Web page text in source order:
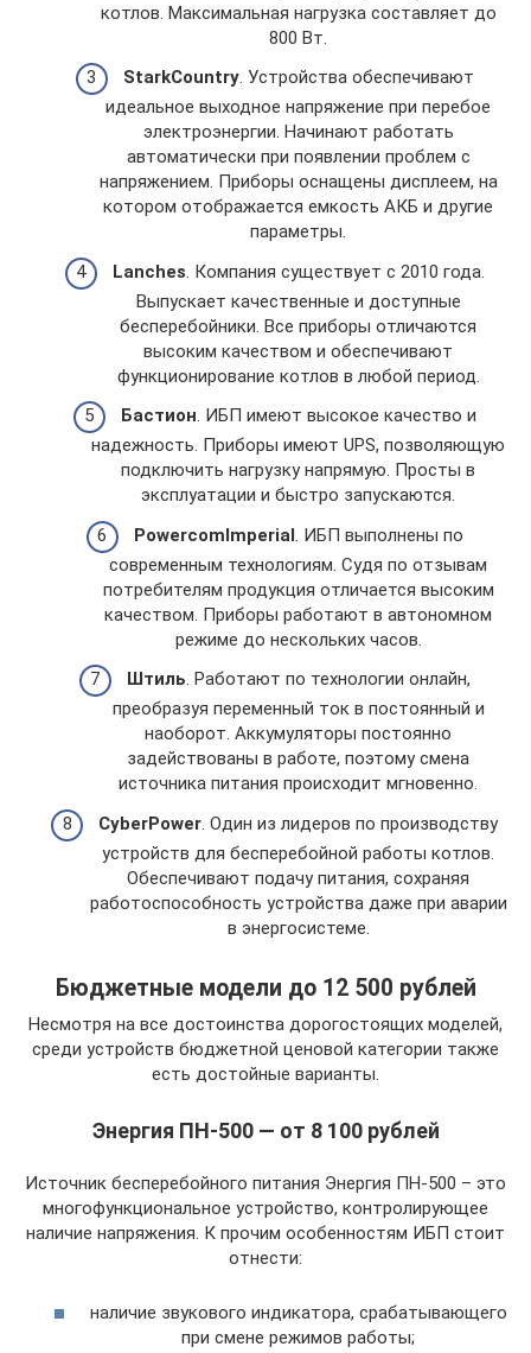
котлов. Максимальная нагрузка составляет до
800 Вт.
StarkCountry. Устройства обеспечивают
идеальное выходное напряжение при перебое
электроэнергии. Начинают работать
автоматически при появлении проблем с
напряжением. Приборы оснащены дисплеем, на
котором отображается емкость АКБ и другие
параметры.
Lanches. Компания существует с 2010 года.
Выпускает качественные и доступные
бесперебойники. Все приборы отличаются
высоким качеством и обеспечивают
функционирование котлов в любой период.
Бастион. ИБП имеют высокое качество и
надежность. Приборы имеют UPS, позволяющую
подключить нагрузку напрямую. Просты в
эксплуатации и быстро запускаются.
PowercomImperial. ИБП выполнены по
современным технологиям. Судя по отзывам
потребителям продукция отличается высоким
качеством. Приборы работают в автономном
режиме до нескольких часов.
Штиль. Работают по технологии онлайн,
преобразуя переменный ток в постоянный и
наоборот. Аккумуляторы постоянно
задействованы в работе, поэтому смена
источника питания происходит мгновенно.
CyberPower. Один из лидеров по производству
устройств для бесперебойной работы котлов.
Обеспечивают подачу питания, сохраняя
работоспособность устройства даже при аварии
в энергосистеме.
Бюджетные модели до 12 500 рублей
Несмотря на все достоинства дорогостоящих моделей,
среди устройств бюджетной ценовой категории также
есть достойные варианты.
Энергия ПН-500 — от 8 100 рублей
Источник бесперебойного питания Энергия ПН-500 – это
многофункциональное устройство, контролирующее
наличие напряжения. К прочим особенностям ИБП стоит
отнести:
наличие звукового индикатора, срабатывающего
при смене режимов работы;